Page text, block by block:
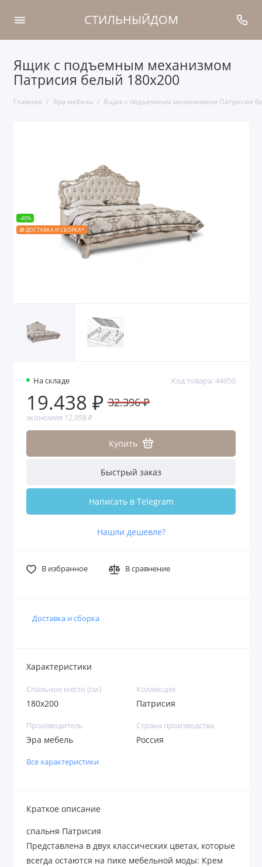
СТИЛЬНЫЙДОМ
Ящик с подъемным механизмом
Патрисия белый 180х200
Главная Эра мебель Ящик с подъемным механизмом Патрисия
-40%
🎁 ДОСТАВКА И СБОРКА*
На складе Код товара: 44950
19.438 ₽ 32.396 ₽
экономия 12.958 ₽
Купить
Быстрый заказ
Написать в Telegram
Нашли дешевле?
В избранное В сравнение
Доставка и сборка
Характеристики
Спальное место (см)
180х200
Коллекция
Патрисия
Производитель
Эра мебель
Страна производства
Россия
Все характеристики
Краткое описание
спальня Патрисия
Представлена в двух классических цветах, которые
всегда остаются на пике мебельной моды: Крем